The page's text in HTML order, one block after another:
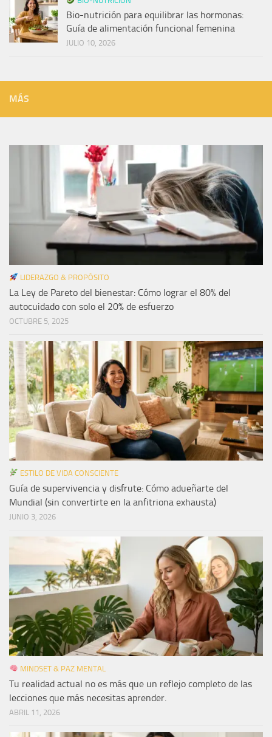
Bio-nutrición para equilibrar las hormonas:
Guía de alimentación funcional femenina
JULIO 10, 2026
MÁS
LIDERAZGO & PROPÓSITO
La Ley de Pareto del bienestar: Cómo lograr el 80% del
autocuidado con solo el 20% de esfuerzo
OCTUBRE 5, 2025
ESTILO DE VIDA CONSCIENTE
Guía de supervivencia y disfrute: Cómo adueñarte del
Mundial (sin convertirte en la anfitriona exhausta)
JUNIO 3, 2026
MINDSET & PAZ MENTAL
Tu realidad actual no es más que un reflejo completo de las
lecciones que más necesitas aprender.
ABRIL 11, 2026